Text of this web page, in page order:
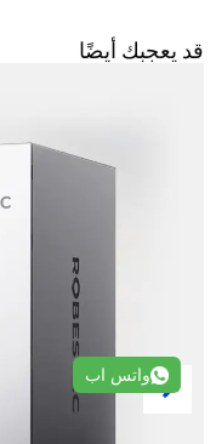
يعجبك أيضًا
واتس اب